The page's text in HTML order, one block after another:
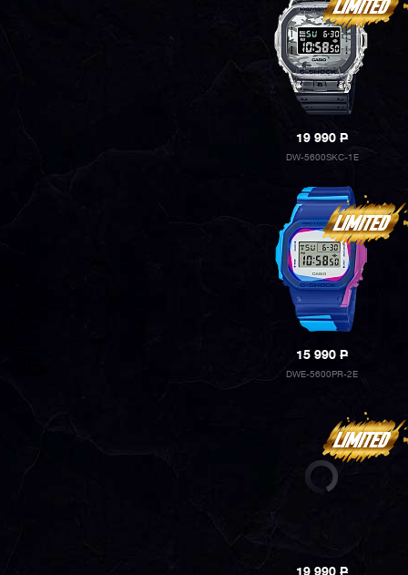
19 990P
DW-5600SKC-1E
15 990P
DWE-5600PR-2E
19 990P